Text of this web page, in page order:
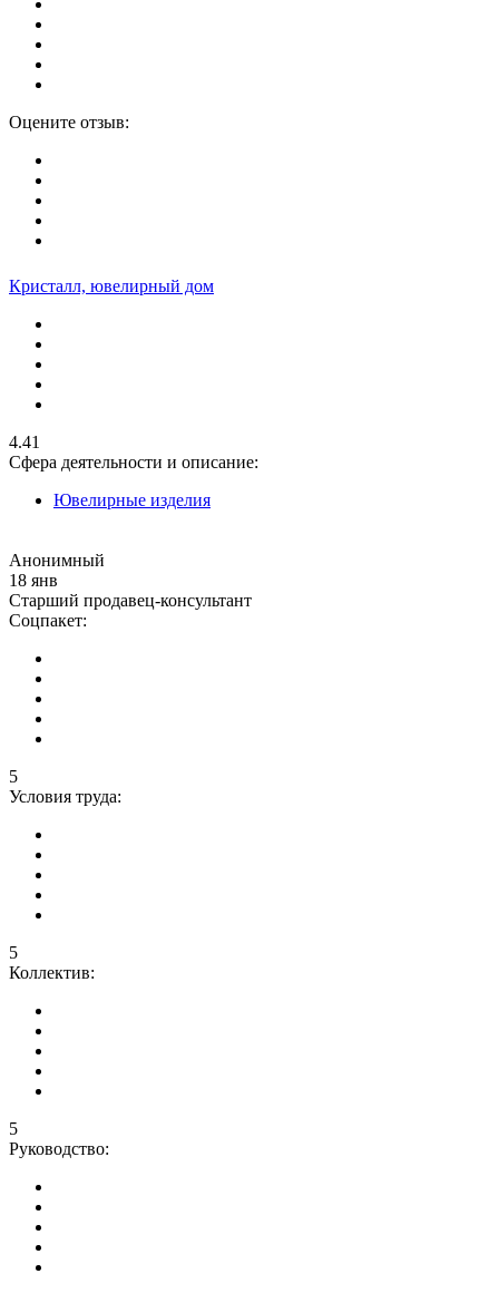
Оцените отзыв:
Кристалл, ювелирный дом
4.41
Сфера деятельности и описание:
Ювелирные изделия
Анонимный
18 янв
Старший продавец-консультант
Соцпакет:
5
Условия труда:
5
Коллектив:
5
Руководство: